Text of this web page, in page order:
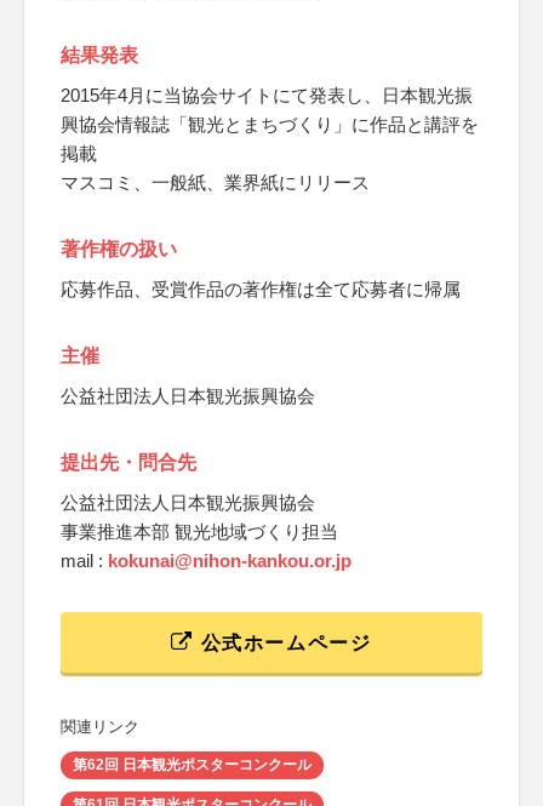
結果発表
2015年4月に当協会サイトにて発表し、日本観光振
興協会情報誌「観光とまちづくり」に作品と講評を
掲載
マスコミ、一般紙、業界紙にリリース
著作権の扱い
応募作品、受賞作品の著作権は全て応募者に帰属
主催
公益社団法人日本観光振興協会
提出先・問合先
公益社団法人日本観光振興協会
事業推進本部 観光地域づくり担当
mail : kokunai@nihon-kankou.or.jp
公式ホームページ
関連リンク
第62回 日本観光ポスターコンクール